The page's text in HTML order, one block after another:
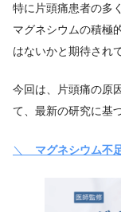
特に片頭痛患者の多
マグネシウムの積極
はないかと期待され
今回は、片頭痛の原
て、最新の研究に基
＼ マグネシウム不